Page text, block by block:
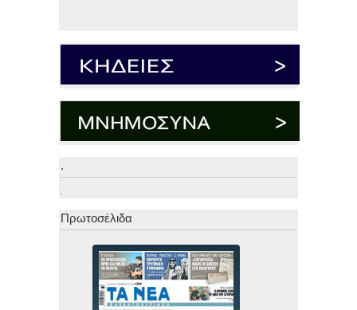
.
Πρωτοσέλιδα